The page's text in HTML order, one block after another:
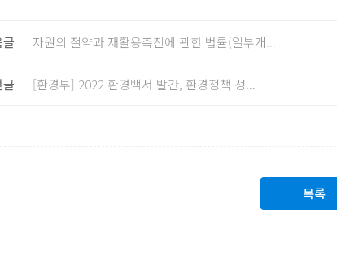
글 자원의 절약과 재활용촉진에 관한 법률(일부개...
글 [환경부] 2022 환경백서 발간, 환경정책 성...
목록